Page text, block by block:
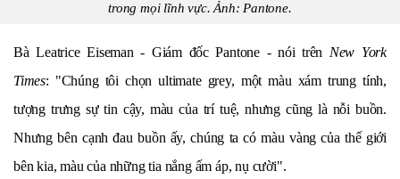
trong mọi lĩnh vực. Ảnh:Pantone.
Bà Leatrice Eiseman - Giám đốc Pantone - nói trên New York
Times: "Chúng tôi chọn ultimate grey, một màu xám trung tính,
tượng trưng sự tin cậy, màu của trí tuệ, nhưng cũng là nỗi buồn.
Nhưng bên cạnh đau buồn ấy, chúng ta có màu vàng của thế giới
bên kia, màu của những tia nắng ấm áp, nụ cười".